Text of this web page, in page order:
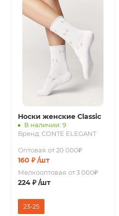
Носки женские Classic
В наличии: 9
Бренд: CONTE ELEGANT
Оптовая от 20 000₽
160 ₽ /шт
Мелкооптовая от 3 000₽
224₽ /шт
23-25